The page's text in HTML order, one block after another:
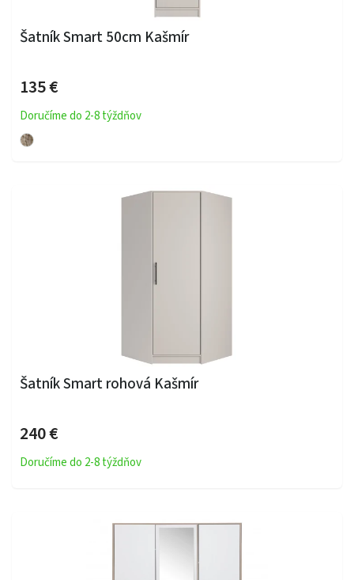
Šatník Smart 50cm Kašmír
135 €
Doručíme do 2-8 týždňov
Šatník Smart rohová Kašmír
240 €
Doručíme do 2-8 týždňov